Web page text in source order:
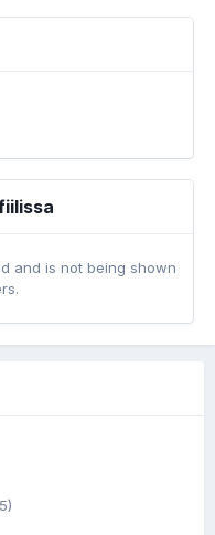
and is not being shown